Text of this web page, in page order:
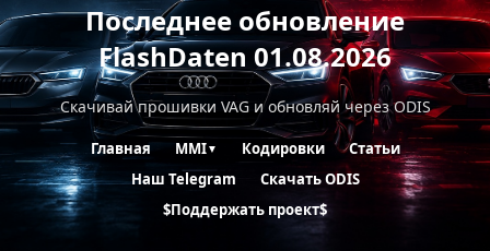
Последнее обновление
FlashDaten 01.08.2026
Скачивай прошивки VAG и обновляй через ODIS
Главная MMI▼ Кодировки
Статьи
Наш Telegram
Скачать ODIS
$Поддержать проект$